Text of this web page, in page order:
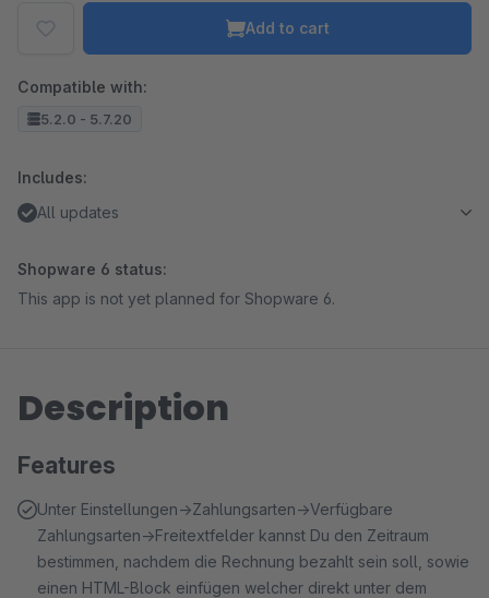
Add to cart
Compatible with:
5.2.0 - 5.7.20
Includes:
All updates
Shopware 6 status:
This app is not yet planned for Shopware 6.
Description
Features
Unter Einstellungen->Zahlungsarten->Verfügbare
Zahlungsarten->Freitextfelder kannst Du den Zeitraum
bestimmen, nachdem die Rechnung bezahlt sein soll, sowie
einen HTML-Block einfügen welcher direkt unter dem